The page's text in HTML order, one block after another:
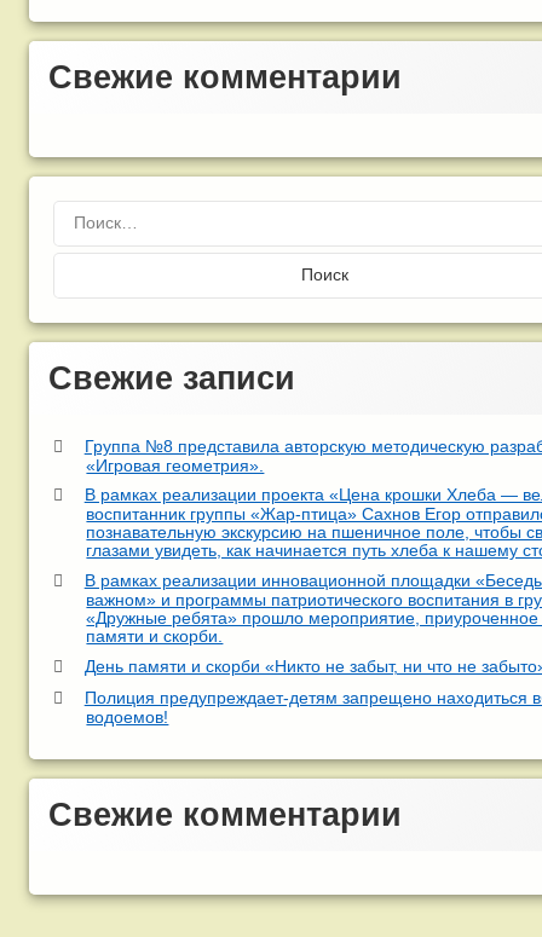
Свежие комментарии
Найти:
Свежие записи
Группа №8 представила авторскую методическую
«Игровая геометрия».
В рамках реализации проекта «Цена крошки Хлеба —
воспитанник группы «Жар-птица» Сахнов Егор
познавательную экскурсию на пшеничное поле, чтобы
глазами увидеть, как начинается путь хлеба к нашему
В рамках реализации инновационной площадки
важном» и программы патриотического воспитания в
«Дружные ребята» прошло мероприятие,
памяти и скорби.
День памяти и скорби «Никто не забыт, ни что не
Полиция предупреждает-детям запрещено находиться
водоемов!
Свежие комментарии